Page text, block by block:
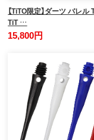
【TiTO限定】ダーツ バレ
TiT …
15,800円